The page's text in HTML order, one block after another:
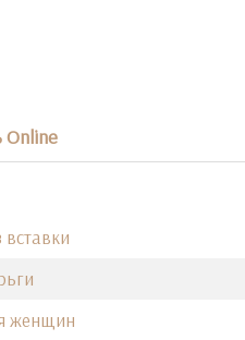
Online
вставки
женщин